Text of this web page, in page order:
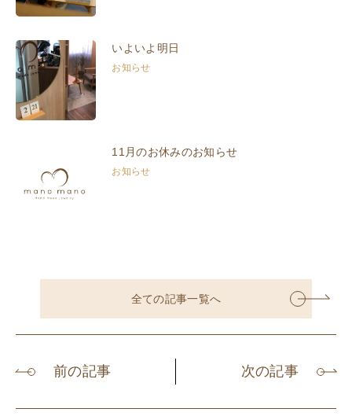
いよいよ明日
お知らせ
11月のお休みのお知らせ
お知らせ
全ての記事一覧へ
前の記事 次の記事